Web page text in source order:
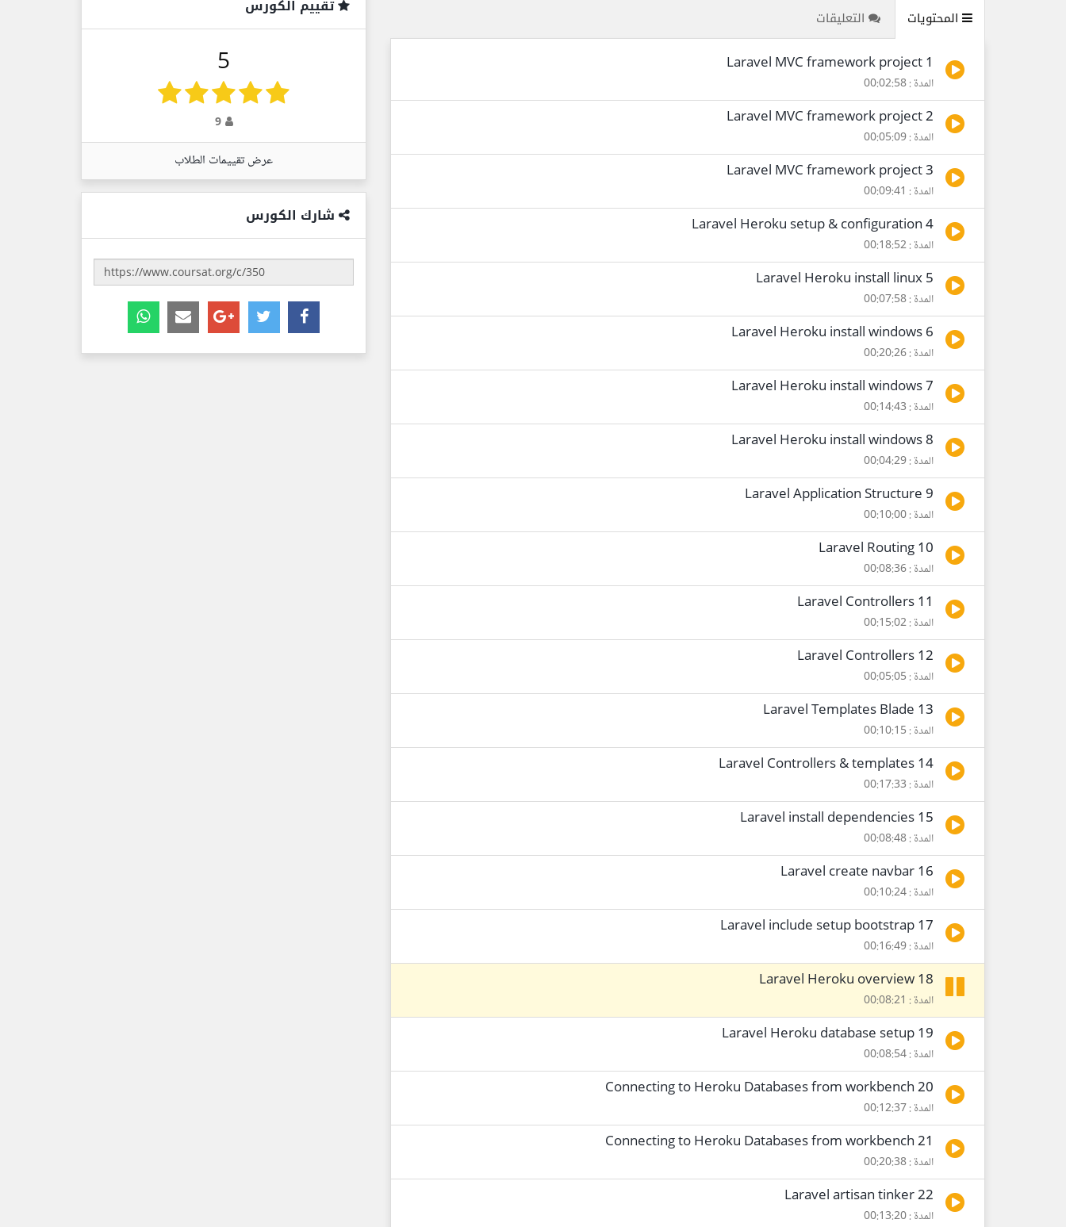
المحتويات التعليقات
1 Laravel MVC framework project
المدة : 00:02:58
2 Laravel MVC framework project
المدة : 00:05:09
3 Laravel MVC framework project
المدة : 00:09:41
4 Laravel Heroku setup & configuration
المدة : 00:18:52
5 Laravel Heroku install linux
المدة : 00:07:58
6 Laravel Heroku install windows
المدة : 00:20:26
7 Laravel Heroku install windows
المدة : 00:14:43
8 Laravel Heroku install windows
المدة : 00:04:29
9 Laravel Application Structure
المدة : 00:10:00
10 Laravel Routing
المدة : 00:08:36
11 Laravel Controllers
المدة : 00:15:02
12 Laravel Controllers
المدة : 00:05:05
13 Laravel Templates Blade
المدة : 00:10:15
14 Laravel Controllers & templates
المدة : 00:17:33
15 Laravel install dependencies
المدة : 00:08:48
16 Laravel create navbar
المدة : 00:10:24
17 Laravel include setup bootstrap
المدة : 00:16:49
18 Laravel Heroku overview
المدة : 00:08:21
19 Laravel Heroku database setup
المدة : 00:08:54
20 Connecting to Heroku Databases from workbench
المدة : 00:12:37
21 Connecting to Heroku Databases from workbench
المدة : 00:20:38
22 Laravel artisan tinker
المدة : 00:13:20
تقييم الكورس
5
9
عرض تقييمات الطلاب
شارك الكورس